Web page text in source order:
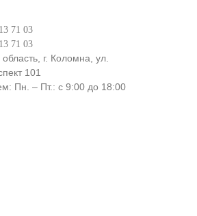
71 03
71 03
г. Коломна, ул.
101
Пн. – Пт.: с 9:00 до 18:00